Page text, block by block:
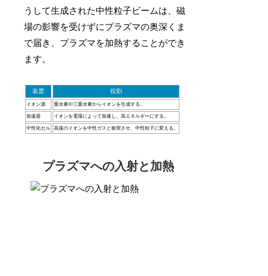
うして生成された中性粒子ビームは、磁
場の影響を受けずにプラズマの奥深くま
で届き、プラズマを加熱することができ
ます。
装置 役割
イオン源 重水素や三重水素からイオンを生成する。
加速器 イオンを電場によって加速し、高エネルギーにする。
中性化セル 高速のイオンを中性ガスと衝突させ、中性粒子に変える。
プラズマへの入射と加熱